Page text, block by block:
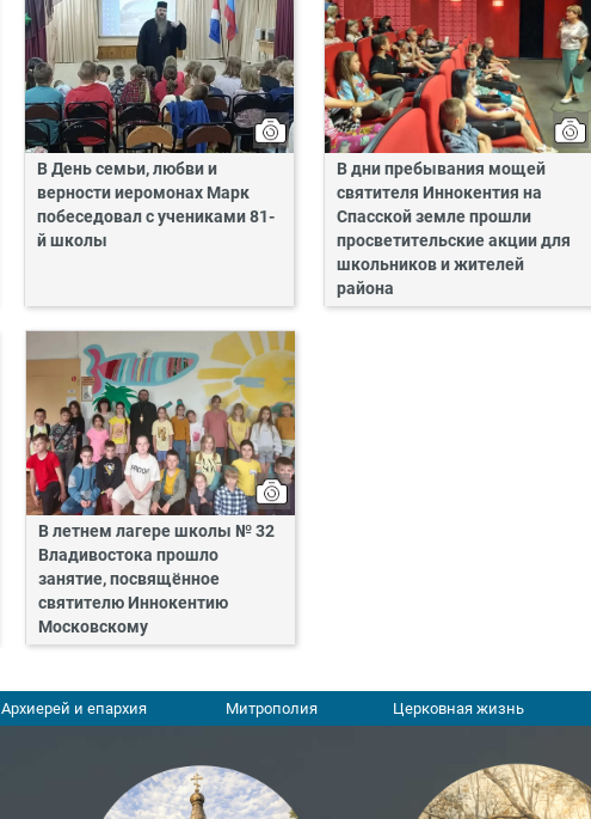
В День семьи, любви и
верности иеромонах Марк
побеседовал с учениками 81-
й школы
В дни пребывания мощей
святителя Иннокентия на
Спасской земле прошли
просветительские акции для
школьников и жителей
района
В летнем лагере школы № 32
Владивостока прошло
занятие, посвящённое
святителю Иннокентию
Московскому
Архиерей и епархия Митрополия Церковная жизнь